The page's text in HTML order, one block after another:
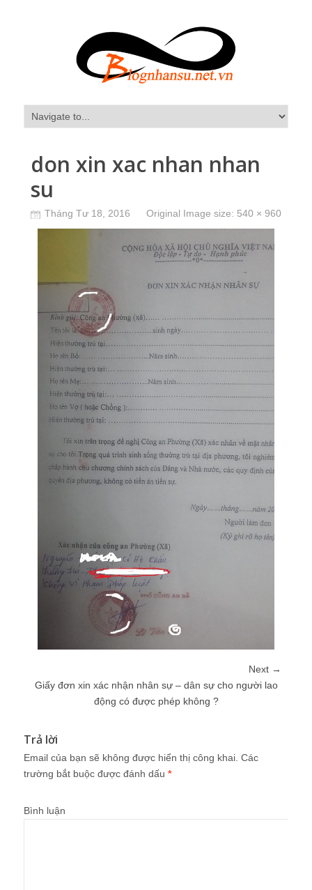
don xin xac nhan nhan
su
Tháng Tư 18, 2016 Original Image size: 540 × 960
Next →
Giấy đơn xin xác nhận nhân sự – dân sự cho người lao
động có được phép không ?
Trả lời
Email của bạn sẽ không được hiển thị công khai. Các
trường bắt buộc được đánh dấu *
Bình luận